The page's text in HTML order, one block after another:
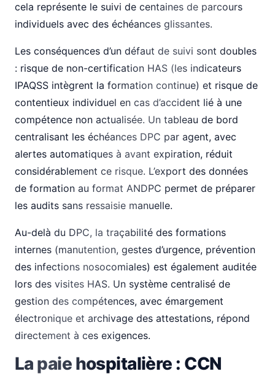
cela représente le suivi de centaines de parcours
individuels avec des échéances glissantes.
Les conséquences d’un défaut de suivi sont doubles
: risque de non-certification HAS (les indicateurs
IPAQSS intègrent la formation continue) et risque de
contentieux individuel en cas d’accident lié à une
compétence non actualisée. Un tableau de bord
centralisant les échéances DPC par agent, avec
alertes automatiques à avant expiration, réduit
considérablement ce risque. L’export des données
de formation au format ANDPC permet de préparer
les audits sans ressaisie manuelle.
Au-delà du DPC, la traçabilité des formations
internes (manutention, gestes d’urgence, prévention
des infections nosocomiales) est également auditée
lors des visites HAS. Un système centralisé de
gestion des compétences, avec émargement
électronique et archivage des attestations, répond
directement à ces exigences.
La paie hospitalière : CCN